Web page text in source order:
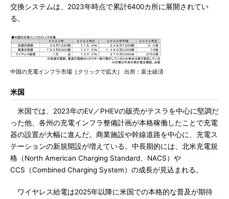
交換システムは、2023年時点で累計6400カ所に展開されてい
る。
中国の充電インフラ市場［クリックで拡大］ 出所：富士経済
米国
米国では、2023年のEV／PHEVの販売がテスラを中心に堅調だ
った他、各州の充電インフラ整備計画が本格稼働したことで充電
器の設置が大幅に進んだ。商業施設や幹線道路を中心に、充電ス
テーションの新規開設が増えている。中長期的には、北米充電規
格（North American Charging Standard、NACS）や
CCS（Combined Charging System）の成長が見込まれる。
ワイヤレス給電は2025年以降に米国での本格的な普及が期待